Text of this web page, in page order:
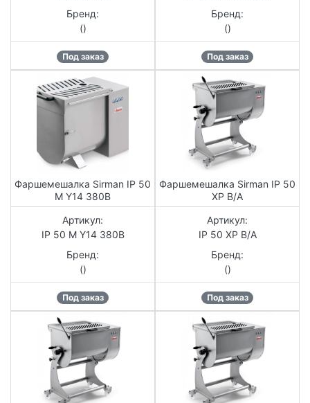
Бренд:
()
Под заказ
Бренд:
()
Под заказ
Фаршемешалка Sirman IP 50
M Y14 380В
Артикул:
IP 50 M Y14 380В
Бренд:
()
Под заказ
Фаршемешалка Sirman IP 50
XP B/А
Артикул:
IP 50 XP B/А
Бренд:
()
Под заказ